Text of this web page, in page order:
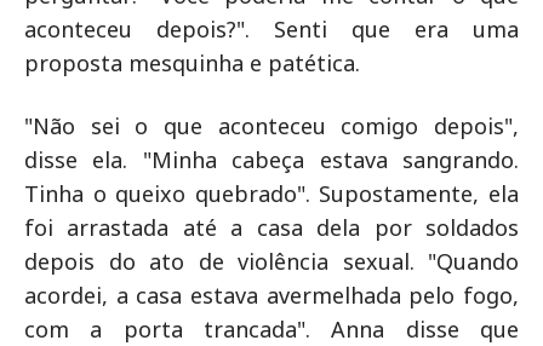
aconteceu depois?". Senti que era uma
proposta mesquinha e patética.
"Não sei o que aconteceu comigo depois",
disse ela. "Minha cabeça estava sangrando.
Tinha o queixo quebrado". Supostamente, ela
foi arrastada até a casa dela por soldados
depois do ato de violência sexual. "Quando
acordei, a casa estava avermelhada pelo fogo,
com a porta trancada". Anna disse que